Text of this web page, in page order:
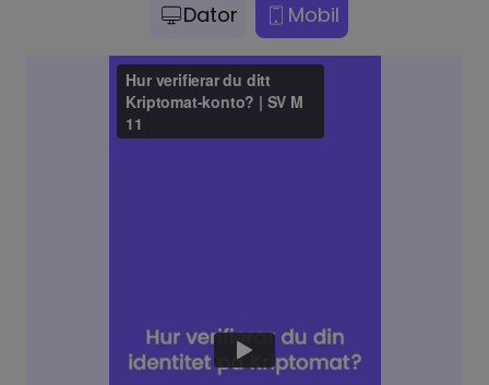
Dator Mobil